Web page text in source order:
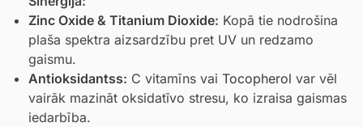
Zinc Oxide & Titanium Dioxide: Kopā tie nodrošina
plaša spektra aizsardzību pret UV un redzamo
gaismu.
Antioksidantss: C vitamīns vai Tocopherol var vēl
vairāk mazināt oksidatīvo stresu, ko izraisa gaismas
iedarbība.